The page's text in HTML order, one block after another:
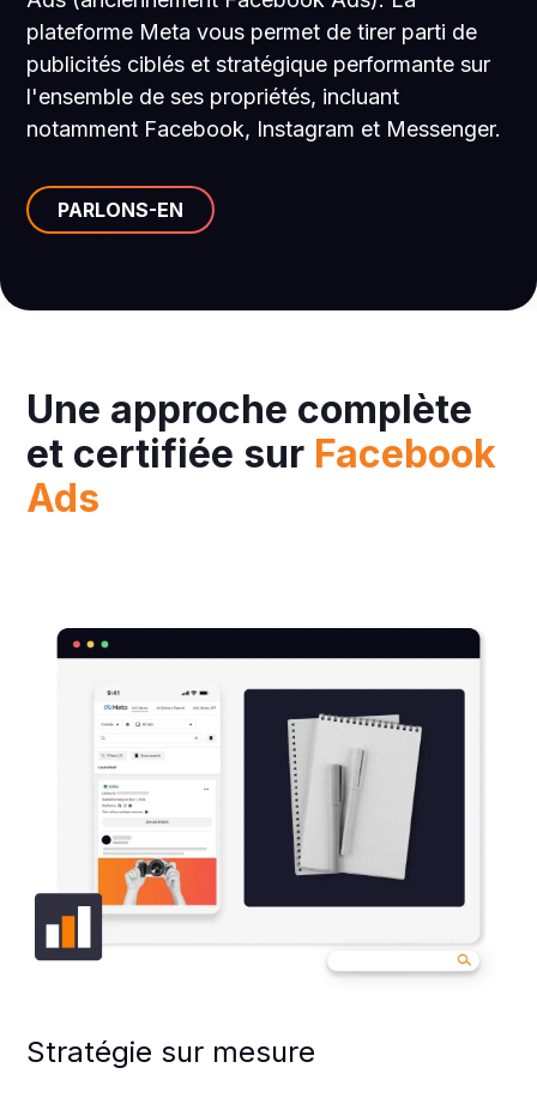
plateforme Meta vous permet de tirer parti de
publicités ciblés et stratégique performante sur
l'ensemble de ses propriétés, incluant
notamment Facebook, Instagram et Messenger.
PARLONS-EN
Une approche complète
et certifiée sur Facebook
Ads
Stratégie sur mesure